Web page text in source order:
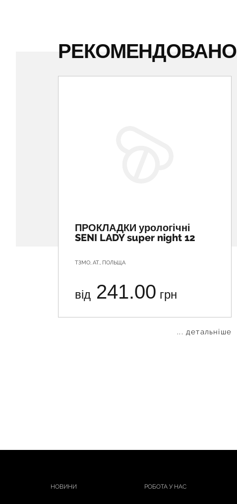
РЕКОМЕНДОВАНО
ПРОКЛАДКИ урологічні
SENI LADY super night 12
ТЗМО, АТ., ПОЛЬЩА
від 241.00 грн
... детальніше
НОВИНИ РОБОТА У НАС